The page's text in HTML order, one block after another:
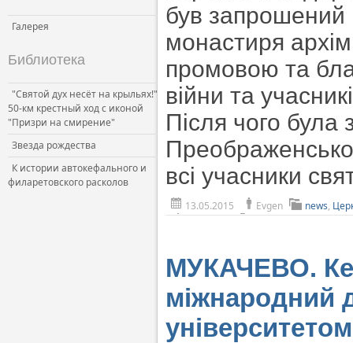
Галерея
Библиотека
"Святой дух несёт на крыльях!"
50-км крестный ход с иконой
"Призри на смирение"
Звезда рождества
К истории автокефального и
филаретовского расколов
був запрошений
монастиря
промовою та
війни та
Після чого
всі учасники
13.05.2015 Evgen news,
МУКАЧЕВО.
міжнародний
університетом